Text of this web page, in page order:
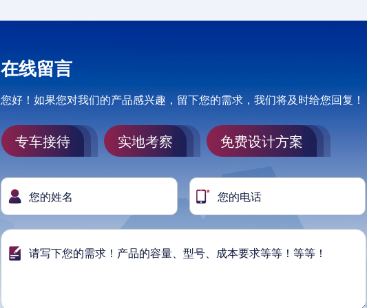
在线留言
您好！如果您对我们的产品感兴趣，留下您的需求，我们将及时给您回复！
专车接待 实地考察 免费设计方案